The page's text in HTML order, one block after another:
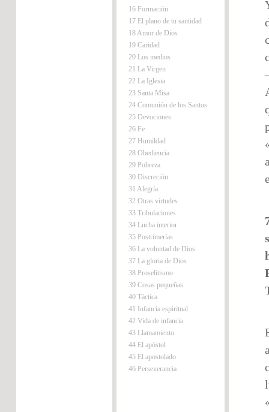
16 Formación
17 El plano de tu santidad
18 Amor de Dios
19 Caridad
20 Los medios
21 La Virgen
22 La Iglesia
23 Santa Misa
24 Comunión de los Santos
25 Devociones
26 Fe
27 Humildad
28 Obediencia
29 Pobreza
30 Discreción
31 Alegría
32 Otras virtudes
33 Tribulaciones
34 Lucha interior
35 Postrimerías
36 La voluntad de Dios
37 La gloria de Dios
38 Proselitismo
39 Cosas pequeñas
40 Táctica
41 Infancia espiritual
42 Vida de infancia
43 Llamamiento
44 El apóstol
45 El apostolado
46 Perseverancia